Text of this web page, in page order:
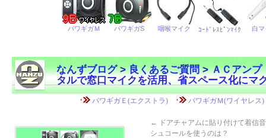
なんずブログ>良くあるご質問>ＡＣアンプ
タルで窓口マイクを活用、省スペース化にマ
←
ドアチャアムに貼り付けて着信
シュコールを使うのは？